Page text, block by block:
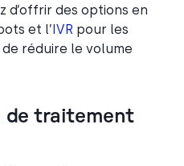
d’offrir des options en
et l’IVR pour les
réduire le volume
de traitement